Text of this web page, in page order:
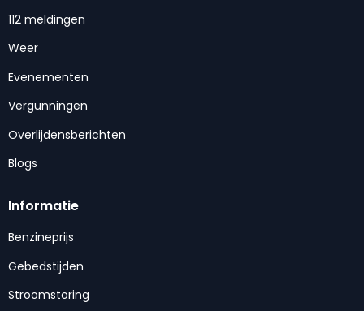
112 meldingen
Weer
Evenementen
Vergunningen
Overlijdensberichten
Blogs
Informatie
Benzineprijs
Gebedstijden
Stroomstoring